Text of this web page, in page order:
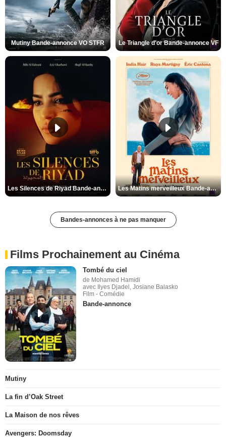
Mutiny Bande-annonce VO STFR Le Triangle d'or Bande-annonce VF
Les Silences de Riyad Bande-annonce VO STFR Les Matins merveilleux Bande-annonce VF
Bandes-annonces à ne pas manquer
Films Prochainement au Cinéma
Tombé du ciel
de Mohamed Hamidi
avec Ilyes Djadel, Josiane Balasko
Film - Comédie
Bande-annonce
Mutiny
La fin d’Oak Street
La Maison de nos rêves
Avengers: Doomsday